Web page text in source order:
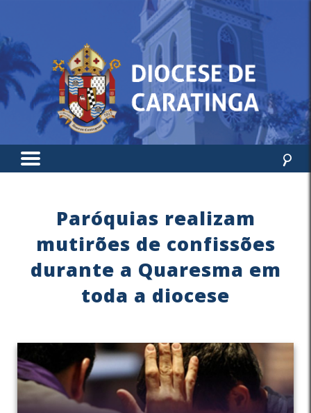
Paróquias realizam
mutirões de confissões
durante a Quaresma em
toda a diocese